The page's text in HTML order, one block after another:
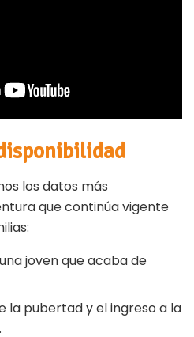
los datos más
que continúa vigente
joven que acaba de
la pubertad y el ingreso a la